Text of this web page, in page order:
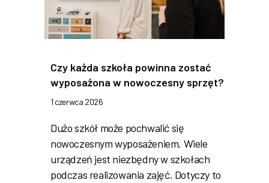
Czy każda szkoła powinna zostać
wyposażona w nowoczesny sprzęt?
1 czerwca 2026
Dużo szkół może pochwalić się
nowoczesnym wyposażeniem. Wiele
urządzeń jest niezbędny w szkołach
podczas realizowania zajęć. Dotyczy to